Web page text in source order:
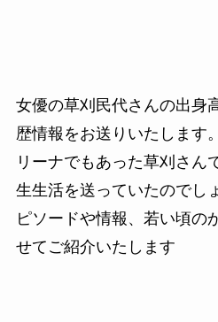
女優の草刈民代さんの出身
歴情報をお送りいたします
リーナでもあった草刈さん
生生活を送っていたのでし
ピソードや情報、若い頃の
せてご紹介いたします